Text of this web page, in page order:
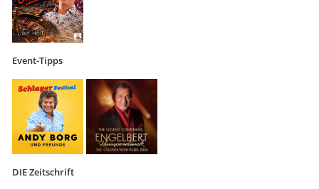
Event-Tipps
DIE Zeitschrift